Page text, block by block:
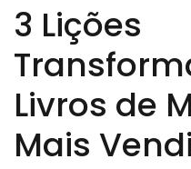
3 Lições
Livros de
Mais